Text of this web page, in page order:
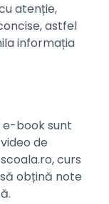
atenție,
astfel
informația
book sunt
de
curs
obțină note